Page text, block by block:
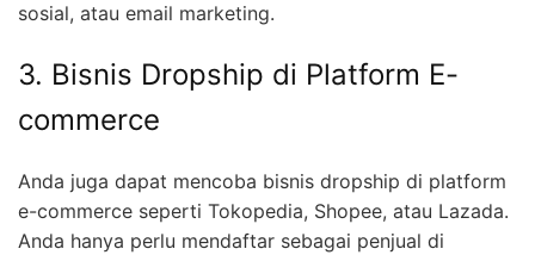
sosial, atau email marketing.
3. Bisnis Dropship di Platform E-
commerce
Anda juga dapat mencoba bisnis dropship di platform
e-commerce seperti Tokopedia, Shopee, atau Lazada.
Anda hanya perlu mendaftar sebagai penjual di